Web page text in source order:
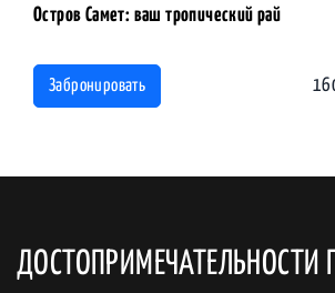
Остров Самет: ваш тропический рай
Забронировать
ДОСТОПРИМЕЧАТЕЛЬНОСТИ